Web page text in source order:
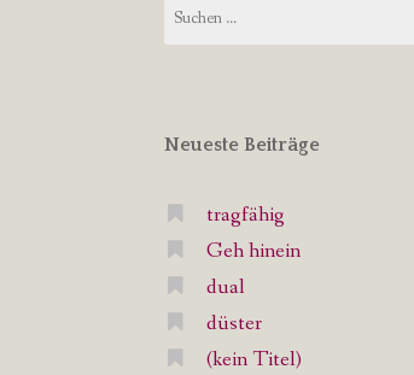
nach:
Neueste Beiträge
tragfähig
Geh hinein
dual
düster
(kein Titel)